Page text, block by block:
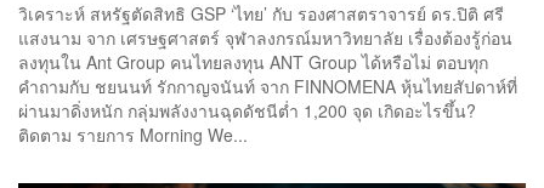
วิเคราะห์ สหรัฐตัดสิทธิ GSP ‘ไทย’ กับ รองศาสตราจารย์ ดร.ปิติ ศรี
แสงนาม จาก เศรษฐศาสตร์ จุฬาลงกรณ์มหาวิทยาลัย เรื่องต้องรู้ก่อน
ลงทุนใน Ant Group คนไทยลงทุน ANT Group ได้หรือไม่ ตอบทุก
คำถามกับ ชยนนท์ รักกาญจนันท์ จาก FINNOMENA หุ้นไทยสัปดาห์ที่
ผ่านมาดิ่งหนัก กลุ่มพลังงานฉุดดัชนีต่ำ 1,200 จุด เกิดอะไรขึ้น?
ติดตาม รายการ Morning We...